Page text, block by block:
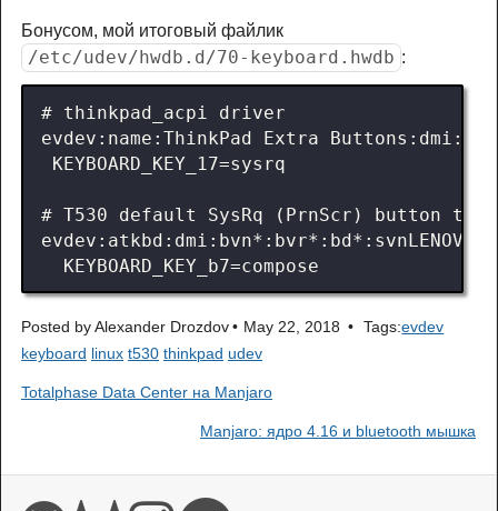
Бонусом, мой итоговый файлик
/etc/udev/hwdb.d/70-keyboard.hwdb :
Posted by Alexander Drozdov May 22, 2018 Tags:evdev
keyboard
linux t530 thinkpad udev
Totalphase Data Center на Manjaro
Manjaro: ядро 4.16 и bluetooth мышка